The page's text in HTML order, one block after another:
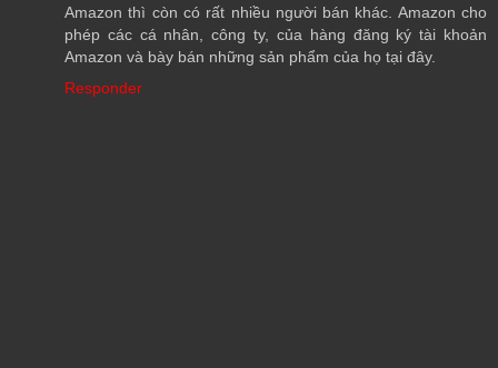
Amazon thì còn có rất nhiều người bán khác. Amazon cho
phép các cá nhân, công ty, của hàng đăng ký tài khoản
Amazon và bày bán những sản phẩm của họ tại đây.
Responder